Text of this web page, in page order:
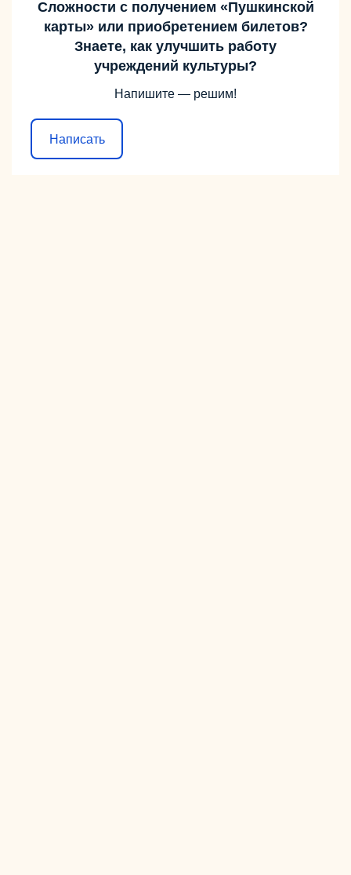
Сложности с получением «Пушкинской
карты» или приобретением билетов?
Знаете, как улучшить работу
учреждений культуры?
Напишите — решим!
Написать